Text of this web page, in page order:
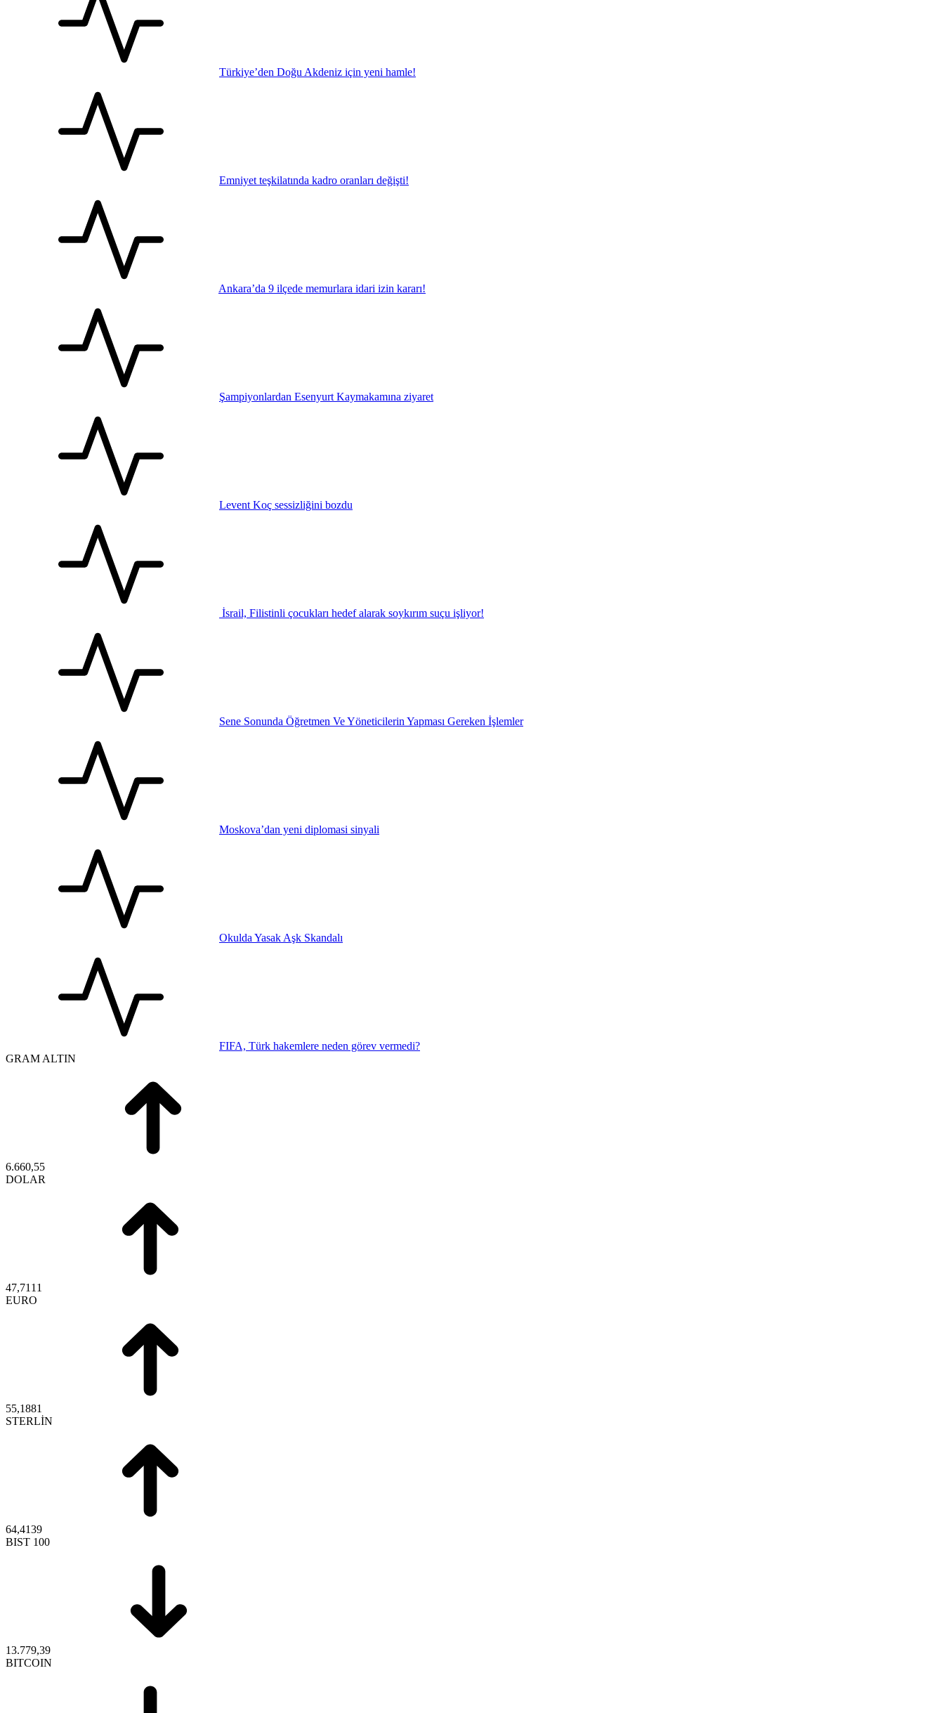
Türkiye’den Doğu Akdeniz için yeni hamle!
Emniyet teşkilatında kadro oranları değişti!
Ankara’da 9 ilçede memurlara idari izin kararı!
Şampiyonlardan Esenyurt Kaymakamına ziyaret
Levent Koç sessizliğini bozdu
İsrail, Filistinli çocukları hedef alarak soykırım suçu işliyor!
Sene Sonunda Öğretmen Ve Yöneticilerin Yapması Gereken İşlemler
Moskova’dan yeni diplomasi sinyali
Okulda Yasak Aşk Skandalı
FIFA, Türk hakemlere neden görev vermedi?
GRAM ALTIN
6.660,55
DOLAR
47,7111
EURO
55,1881
STERLİN
64,4139
BIST 100
13.779,39
BITCOIN